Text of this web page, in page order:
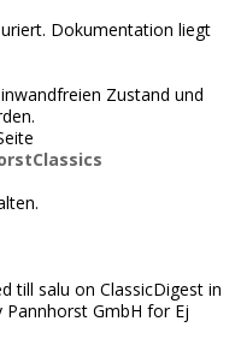
Dokumentation liegt
Zustand und
till salu on ClassicDigest in
Pannhorst GmbH for Ej